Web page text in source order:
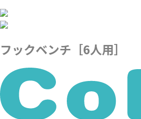
フックベンチ［6人用］